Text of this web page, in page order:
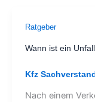
Ratgeber
Wann ist ein
Kfz
Nach einem